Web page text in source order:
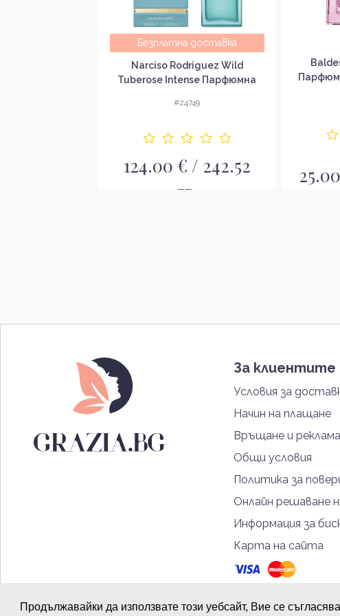
Продължавайки да използвате този уебсайт, Вие се
Безплатна доставка
Narciso Rodriguez Wild
Tuberose Intense Парфюмна
#24749
124.00 € / 242.52
лв.
За клиентите
Условия за
Начин на плащане
Връщане и
Общи условия
Политика за
Онлайн решаване
Информация за
Карта на сайта